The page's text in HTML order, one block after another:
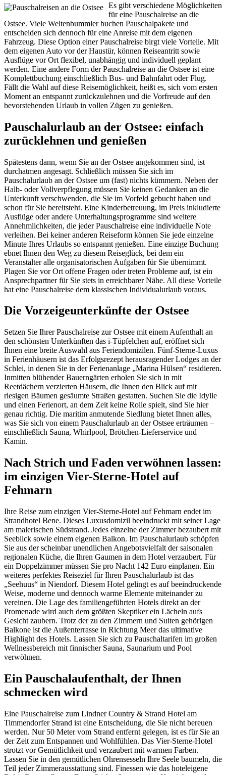
Es gibt verschiedene Möglichkeiten
für eine Pauschalreise an die
Ostsee. Viele Weltenbummler buchen Pauschalpakete und
entscheiden sich dennoch für eine Anreise mit dem eigenen
Fahrzeug. Diese Option einer Pauschalreise birgt viele Vorteile. Mit
dem eigenen Auto vor der Haustür, können Reiseantritt sowie
Ausflüge vor Ort flexibel, unabhängig und individuell geplant
werden. Eine andere Form der Pauschalreise an die Ostsee ist eine
Komplettbuchung einschließlich Bus- und Bahnfahrt oder Flug.
Fällt die Wahl auf diese Reisemöglichkeit, heißt es, sich vom ersten
Moment an entspannt zurückzulehnen und die Vorfreude auf den
bevorstehenden Urlaub in vollen Zügen zu genießen.
Pauschalurlaub an der Ostsee: einfach
zurücklehnen und genießen
Spätestens dann, wenn Sie an der Ostsee angekommen sind, ist
durchatmen angesagt. Schließlich müssen Sie sich im
Pauschalurlaub an der Ostsee um (fast) nichts kümmern. Neben der
Halb- oder Vollverpflegung müssen Sie keinen Gedanken an die
Unterkunft verschwenden, die Sie im Vorfeld gebucht haben und
schon für Sie bereitsteht. Eine Kinderbetreuung, im Preis inkludierte
Ausflüge oder andere Unterhaltungsprogramme sind weitere
Annehmlichkeiten, die jeder Pauschalreise eine individuelle Note
verleihen. Bei keiner anderen Reiseform können Sie jede einzelne
Minute Ihres Urlaubs so entspannt genießen. Eine einzige Buchung
ebnet Ihnen den Weg zu diesem Reiseglück, bei dem ein
Veranstalter alle organisatorischen Aufgaben für Sie übernimmt.
Plagen Sie vor Ort offene Fragen oder treten Probleme auf, ist ein
Ansprechpartner für Sie stets in erreichbarer Nähe. All diese Vorteile
hat eine Pauschalreise dem klassischen Individualurlaub voraus.
Die Vorzeigeunterkünfte der Ostsee
Setzen Sie Ihrer Pauschalreise zur Ostsee mit einem Aufenthalt an
den schönsten Unterkünften das i-Tüpfelchen auf, eröffnet sich
Ihnen eine breite Auswahl aus Feriendomizilen. Fünf-Sterne-Luxus
in Ferienhäusern ist das Erfolgsrezept herausragender Lodges an der
Schlei, in denen Sie in der Ferienanlage „Marina Hülsen“ residieren.
Inmitten blühender Bauerngärten erholen Sie sich in mit
Reetdächern verzierten Häusern, die Ihnen den Blick auf mit
riesigen Bäumen gesäumte Straßen gestatten. Suchen Sie die Idylle
und einen Ferienort, an dem Zeit keine Rolle spielt, sind Sie hier
genau richtig. Die maritim anmutende Siedlung bietet Ihnen alles,
was Sie sich von einem Pauschalurlaub an der Ostsee erträumen –
einschließlich Sauna, Whirlpool, Brötchen-Lieferservice und
Kamin.
Nach Strich und Faden verwöhnen lassen:
im einzigen Vier-Sterne-Hotel auf
Fehmarn
Ihre Reise zum einzigen Vier-Sterne-Hotel auf Fehmarn endet im
Strandhotel Bene. Dieses Luxusdomizil beeindruckt mit seiner Lage
am malerischen Südstrand. Jedes einzelne der Zimmer bezaubert mit
Seeblick sowie einem eigenen Balkon. Im Pauschalurlaub schöpfen
Sie aus der scheinbar unendlichen Angebotsvielfalt der saisonalen
regionalen Küche, die Ihren Gaumen in dem Hotel verzaubert. Für
ein Doppelzimmer müssen Sie pro Nacht 142 Euro einplanen. Ein
weiteres perfektes Reiseziel für Ihren Pauschalurlaub ist das
„Seehuus“ in Niendorf. Diesem Hotel gelingt es auf beeindruckende
Weise, moderne und dennoch warme Elemente miteinander zu
vereinen. Die Lage des familiengeführten Hotels direkt an der
Promenade wird auch dem größten Skeptiker ein Lächeln aufs
Gesicht zaubern. Trotz der zu den Zimmern und Suiten gehörigen
Balkone ist die Außenterrasse in Richtung Meer das ultimative
Highlight des Hotels. Lassen Sie sich zu Pauschaltarifen im großen
Wellnessbereich mit finnischer Sauna, Saunarium und Pool
verwöhnen.
Ein Pauschalaufenthalt, der Ihnen
schmecken wird
Eine Pauschalreise zum Lindner Country & Strand Hotel am
Timmendorfer Strand ist eine Entscheidung, die Sie nicht bereuen
werden. Nur 50 Meter vom Strand entfernt gelegen, ist es für Sie an
der Zeit zum Entspannen und Wohlfühlen. Das Vier-Sterne-Hotel
strotzt vor Gemütlichkeit und verzaubert mit warmen Farben.
Lassen Sie in den gemütlichen Ohrensesseln Ihre Seele baumeln, die
Teil jeder Zimmerausstattung sind. Finessen wie das hoteleigene